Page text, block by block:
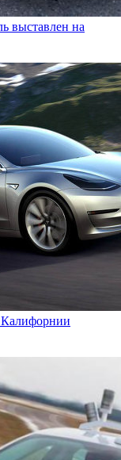
выставлен на